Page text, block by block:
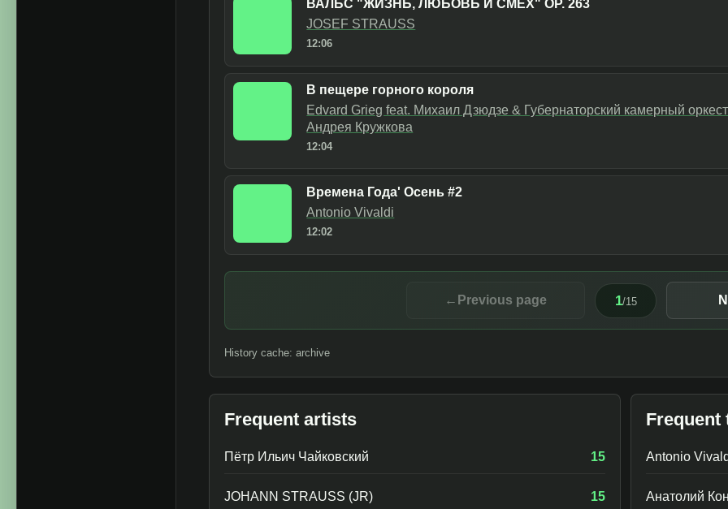
ВАЛЬС "ЖИЗНЬ, ЛЮБОВЬ И СМЕХ" OP. 263
JOSEF STRAUSS
12:06
В пещере горного короля
Edvard Grieg feat. Михаил Дзюдзе & Губернаторский камерный
Андрея Кружкова
12:04
Времена Года' Осень #2
Antonio Vivaldi
12:02
← Previous page 1/15
History cache: archive
Frequent artists
Пётр Ильич Чайковский 15
JOHANN STRAUSS (JR) 15
Frequent
Antonio
Анатолий